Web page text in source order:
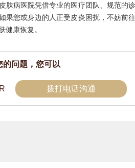
肤病医院凭借专业的医疗团队、规范的
果您或身边的人正受皮炎困扰，不妨前
健康恢复。
的问题，您可以
拨打电话沟通
长沙湘肤皮肤病医院医生，从事皮